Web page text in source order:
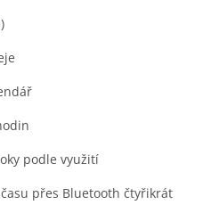
podle využití
přes Bluetooth čtyřikrát